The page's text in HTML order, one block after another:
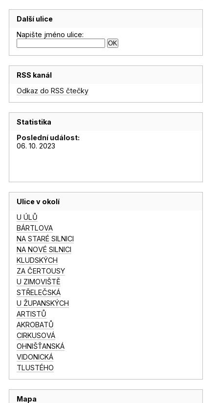
Další ulice
Napište jméno ulice:
RSS kanál
Odkaz do RSS čtečky
Statistika
Poslední událost:
06. 10. 2023
Ulice v okolí
U ÚLŮ
BÁRTLOVA
NA STARÉ SILNICI
NA NOVÉ SILNICI
KLUDSKÝCH
ZA ČERTOUSY
U ZIMOVIŠTĚ
STŘELEČSKÁ
U ŽUPANSKÝCH
ARTISTŮ
AKROBATŮ
CIRKUSOVÁ
OHNIŠŤANSKÁ
VIDONICKÁ
TLUSTÉHO
Mapa